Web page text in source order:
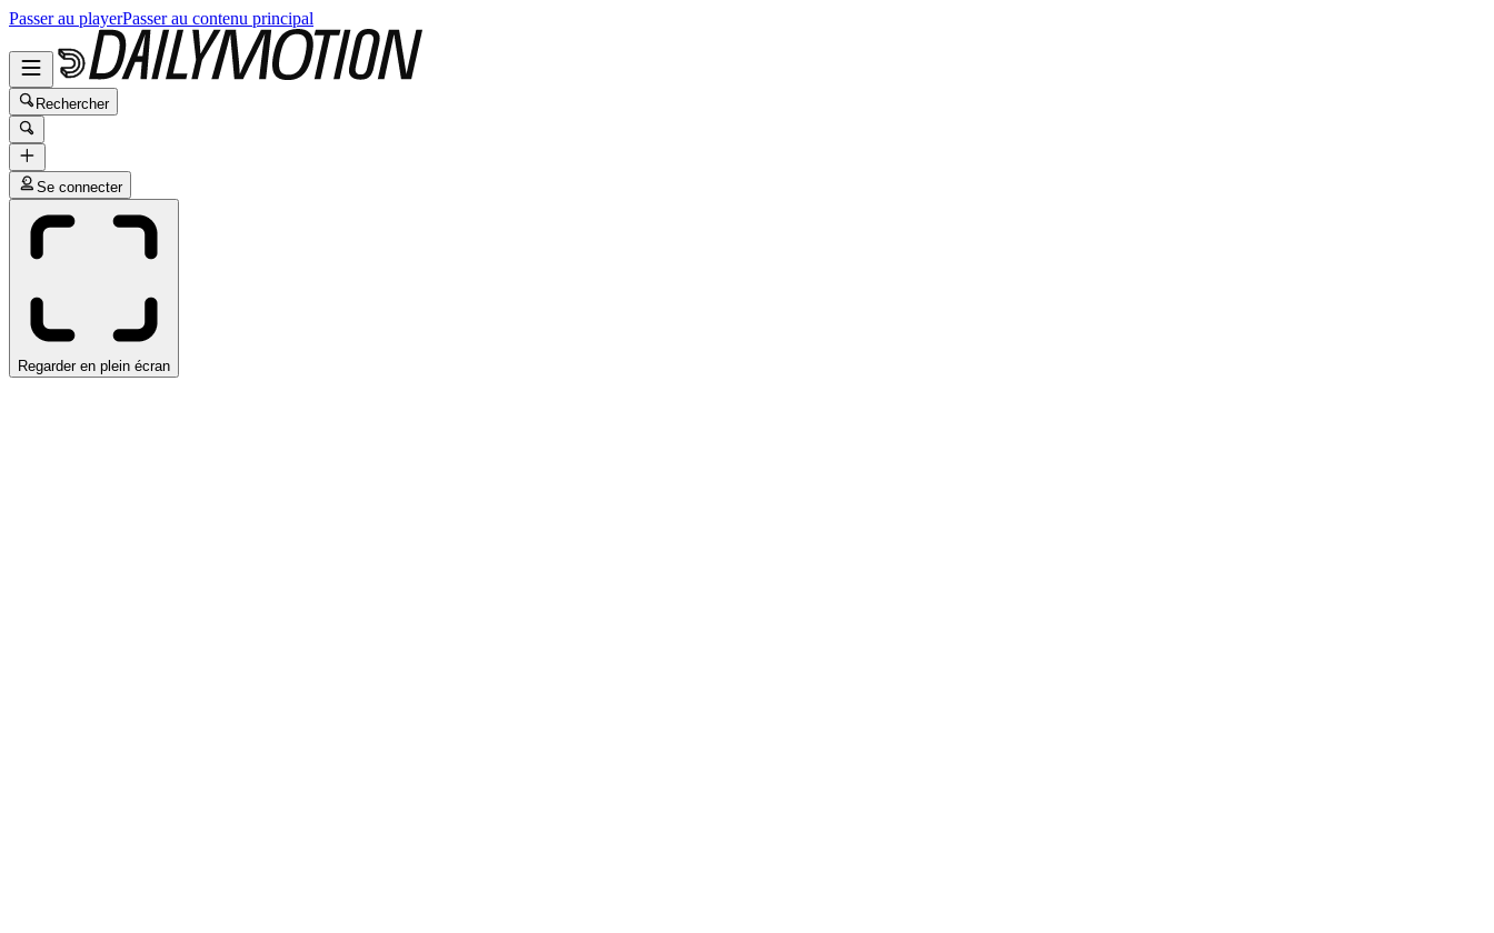
Passer au playerPasser au contenu principal
Rechercher
Se connecter
Regarder en plein écran